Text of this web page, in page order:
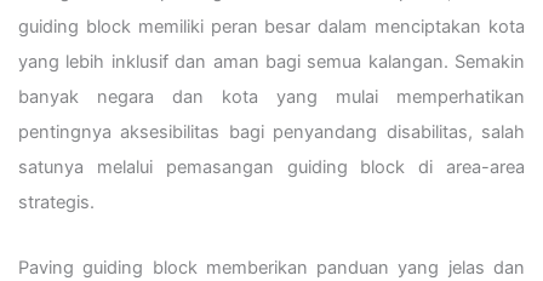
guiding block memiliki peran besar dalam menciptakan kota
yang lebih inklusif dan aman bagi semua kalangan. Semakin
banyak negara dan kota yang mulai memperhatikan
pentingnya aksesibilitas bagi penyandang disabilitas, salah
satunya melalui pemasangan guiding block di area-area
strategis.
Paving guiding block memberikan panduan yang jelas dan